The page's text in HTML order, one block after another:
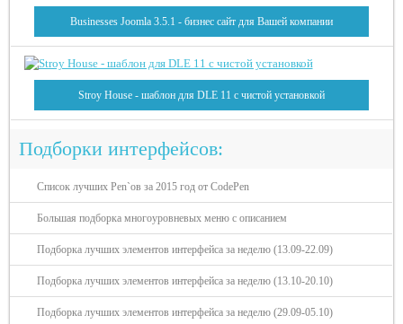
Businesses Joomla 3.5.1 - бизнес сайт для Вашей компании
Stroy House - шаблон для DLE 11 с чистой установкой
Подборки интерфейсов:
Список лучших Pen`ов за 2015 год от CodePen
Большая подборка многоуровневых меню с описанием
Подборка лучших элементов интерфейса за неделю (13.09-22.09)
Подборка лучших элементов интерфейса за неделю (13.10-20.10)
Подборка лучших элементов интерфейса за неделю (29.09-05.10)